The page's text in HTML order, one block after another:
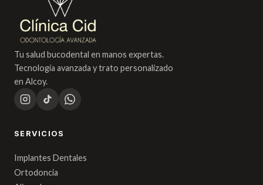
Tu salud bucodental en manos expertas.
Tecnología avanzada y trato personalizado
en Alcoy.
SERVICIOS
Implantes Dentales
Ortodoncia